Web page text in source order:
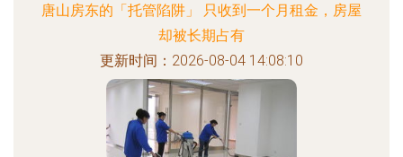
唐山房东的「托管陷阱」 只收到一个月租金，房屋
却被长期占有
更新时间：2026-08-04 14:08:10